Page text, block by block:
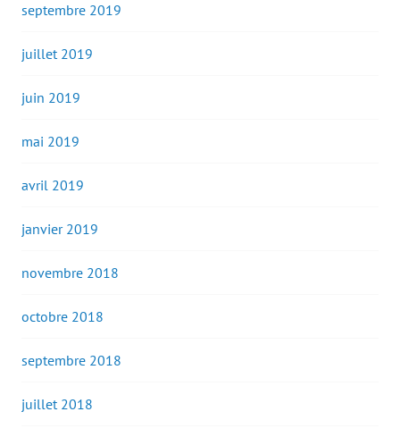
septembre 2019
juillet 2019
juin 2019
mai 2019
avril 2019
janvier 2019
novembre 2018
octobre 2018
septembre 2018
juillet 2018